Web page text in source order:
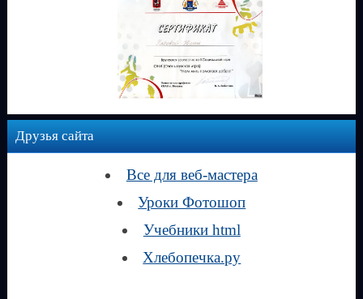
Друзья сайта
Все для веб-мастера
Уроки Фотошоп
Учебники html
Хлебопечка.ру